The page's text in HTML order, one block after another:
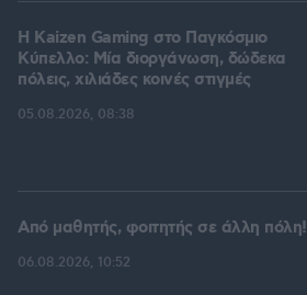
H Kaizen Gaming στο Παγκόσμιο
Kύπελλο: Μία διοργάνωση, δώδεκα
πόλεις, χιλιάδες κοινές στιγμές
05.08.2026, 08:38
Από μαθητής, φοιτητής σε άλλη πόλη!
06.08.2026, 10:52